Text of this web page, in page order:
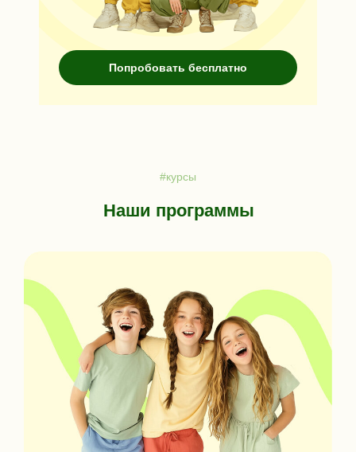
Попробовать бесплатно
Наши программы
#курсы